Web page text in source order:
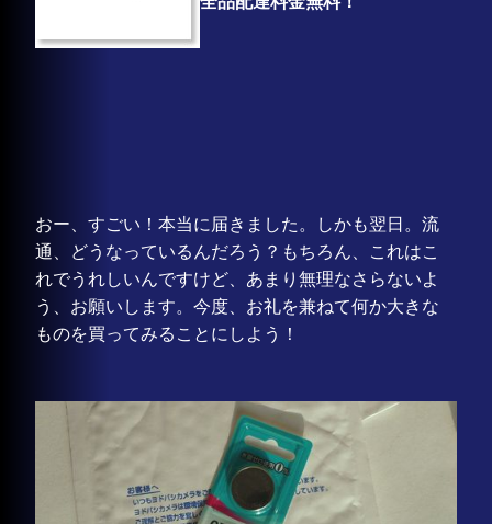
おー、すごい！本当に届きました。しかも翌日。流
通、どうなっているんだろう？もちろん、これはこ
れでうれしいんですけど、あまり無理なさらないよ
う、お願いします。今度、お礼を兼ねて何か大きな
ものを買ってみることにしよう！